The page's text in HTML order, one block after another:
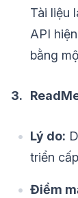
Tài liệu
API
bằng
3.
Lý do:
triển
Điểm